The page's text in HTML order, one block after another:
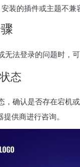
安装的插件或主题不兼
无法登录的问题时，
态
，确认是否存在宕机
供商进行咨询。